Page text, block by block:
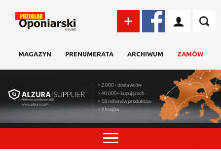
MAGAZYN PRENUMERATA ARCHIWUM ZAMÓW